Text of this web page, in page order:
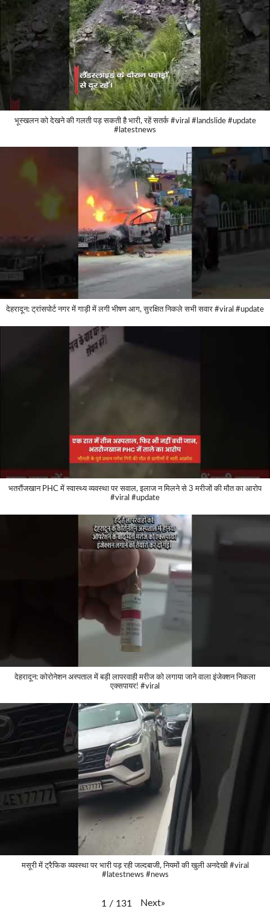
भूस्खलन को देखने की गलती पड़ सकती है भारी, रहें सतर्क #viral #landslide #update
#latestnews
देहरादून: ट्रांसपोर्ट नगर में गाड़ी में लगी भीषण आग, सुरक्षित निकले सभी सवार #viral #update
भतरौंजखान PHC में स्वास्थ्य व्यवस्था पर सवाल, इलाज न मिलने से 3 मरीजों की मौत का आरोप
#viral #update
देहरादून: कोरोनेशन अस्पताल में बड़ी लापरवाही मरीज को लगाया जाने वाला इंजेक्शन निकला
एक्सपायर! #viral
मसूरी में ट्रैफिक व्यवस्था पर भारी पड़ रही जल्दबाजी, नियमों की खुली अनदेखी #viral
#latestnews #news
1 / 131 Next»